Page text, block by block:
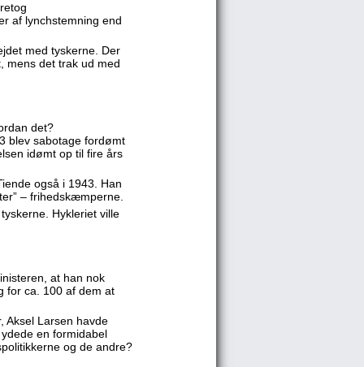
af lynchstemning end
med tyskerne. Der
mens det trak ud med
det?
blev sabotage fordømt
idømt op til fire års
også i 1943. Han
– frihedskæmperne.
Hykleriet ville
at han nok
for ca. 100 af dem at
Aksel Larsen havde
en formidabel
og de andre?